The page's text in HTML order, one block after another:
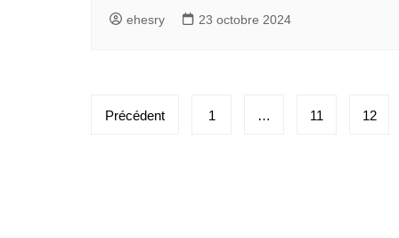
ehesry 23 octobre 2024
Pagination
Précédent 1 … 11 12